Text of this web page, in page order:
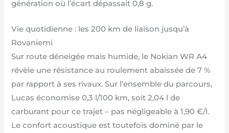
génération où l’écart dépassait 0,8 g.
Vie quotidienne : les 200 km de liaison jusqu’à
Rovaniemi
Sur route déneigée mais humide, le Nokian WR A4
révèle une résistance au roulement abaissée de 7 %
par rapport à ses rivaux. Sur l’ensemble du parcours,
Lucas économise 0,3 l/100 km, soit 2,04 l de
carburant pour ce trajet – pas négligeable à 1,90 €/l.
Le confort acoustique est toutefois dominé par le